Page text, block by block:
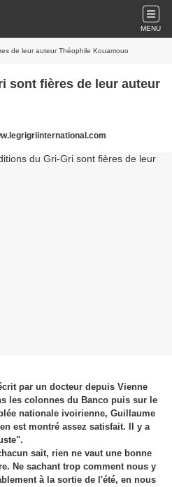
MENU
de leur auteur Théophile Kouamouo
sont fières de leur auteur
par un docteur depuis Vienne
les colonnes du Banco puis sur le
nationale ivoirienne, Guillaume
est montré assez satisfait. Il y a
sait, rien ne vaut une bonne
Ne sachant trop comment nous y
à la sortie de l'été, en nous